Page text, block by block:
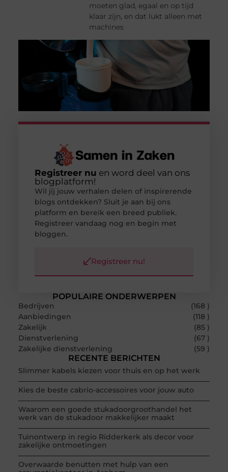
moeten glad, egaal en op tijd
klaar zijn, en dat lukt alleen met
machines
POPULAIRE ONDERWERPEN
Bedrijven
(168 )
Aanbiedingen
(118 )
Zakelijk
(85 )
Dienstverlening
(67 )
Zakelijke dienstverlening
(59 )
RECENTE BERICHTEN
Slimmer kabels kiezen voor thuis en op het werk
Kies de beste cabrio-accessoires voor jouw auto
Waarom een goede stukadoorgroothandel het
werk van de stukadoor makkelijker maakt
Tuinontwerp in regio Ridderkerk als decor voor
zakelijke ontmoetingen
Overwaarde benutten met hulp van een
Registreer nu en word deel van ons
blogplatform!
Wil jij jouw verhalen delen of inspirerende
blogs ontdekken? Sluit je aan bij ons
platform en bereik een breed publiek.
Registreer vandaag nog en begin met
bloggen.
Registreer nu!